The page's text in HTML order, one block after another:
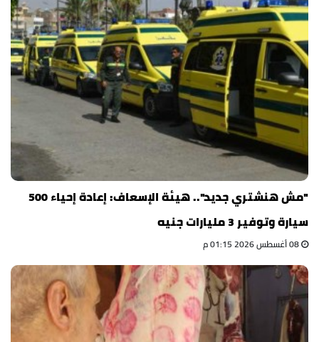
"مش هنشتري جديد".. هيئة الإسعاف: إعادة إحياء 500
سيارة وتوفير 3 مليارات جنيه